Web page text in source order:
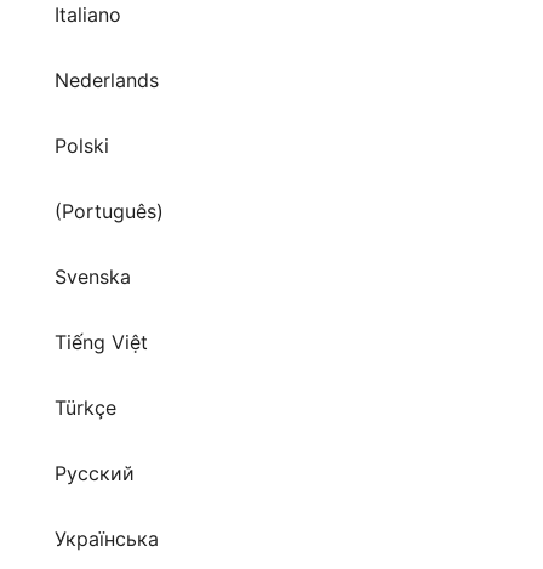
Italiano
Nederlands
Polski
(Português)
Svenska
Tiếng Việt
Türkçe
Русский
Українська